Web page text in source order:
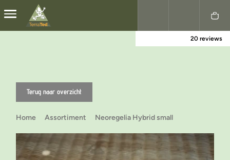
Nederlands
20 reviews
Terug naar overzicht
Home Assortiment Neoregelia Hybrid small